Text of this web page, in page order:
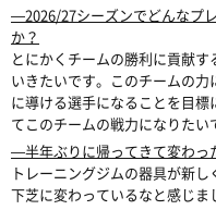
―2026/27シーズンでどんなプ
か？
とにかくチームの勝利に貢献
いきたいです。このチームの
に導ける選手になることを目
てこのチームの戦力になりたい
―半年ぶりに帰ってきて変わっ
トレーニングジムの器具が新
下芝に変わっているなと感じま